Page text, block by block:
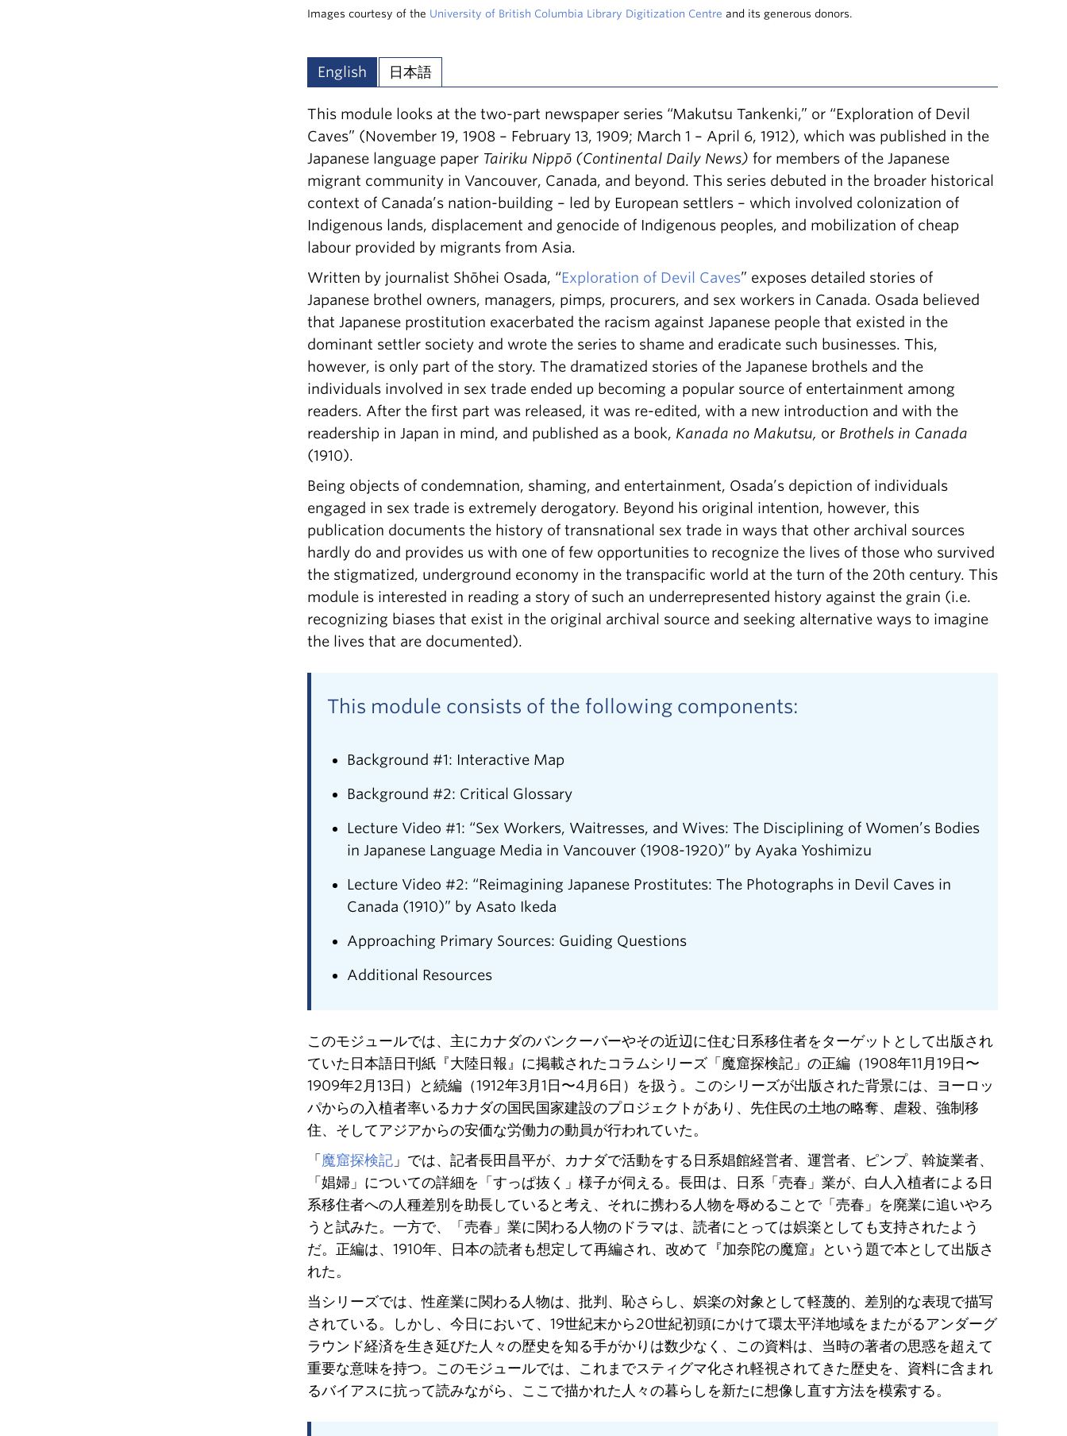
Images courtesy of the University of British Columbia Library Digitization Centre and its generous donors.
English 日本語
This module looks at the two-part newspaper series “Makutsu Tankenki,” or “Exploration of Devil
Caves” (November 19, 1908 – February 13, 1909; March 1 – April 6, 1912), which was published in the
Japanese language paper Tairiku Nippō (Continental Daily News) for members of the Japanese
migrant community in Vancouver, Canada, and beyond. This series debuted in the broader historical
context of Canada’s nation-building – led by European settlers – which involved colonization of
Indigenous lands, displacement and genocide of Indigenous peoples, and mobilization of cheap
labour provided by migrants from Asia.
Written by journalist Shōhei Osada, “Exploration of Devil Caves” exposes detailed stories of
Japanese brothel owners, managers, pimps, procurers, and sex workers in Canada. Osada believed
that Japanese prostitution exacerbated the racism against Japanese people that existed in the
dominant settler society and wrote the series to shame and eradicate such businesses. This,
however, is only part of the story. The dramatized stories of the Japanese brothels and the
individuals involved in sex trade ended up becoming a popular source of entertainment among
readers. After the first part was released, it was re-edited, with a new introduction and with the
readership in Japan in mind, and published as a book, Kanada no Makutsu, or Brothels in Canada
(1910).
Being objects of condemnation, shaming, and entertainment, Osada’s depiction of individuals
engaged in sex trade is extremely derogatory. Beyond his original intention, however, this
publication documents the history of transnational sex trade in ways that other archival sources
hardly do and provides us with one of few opportunities to recognize the lives of those who survived
the stigmatized, underground economy in the transpacific world at the turn of the 20th century. This
module is interested in reading a story of such an underrepresented history against the grain (i.e.
recognizing biases that exist in the original archival source and seeking alternative ways to imagine
the lives that are documented).
This module consists of the following components:
Background #1: Interactive Map
Background #2: Critical Glossary
Lecture Video #1: “Sex Workers, Waitresses, and Wives: The Disciplining of Women’s Bodies
in Japanese Language Media in Vancouver (1908-1920)” by Ayaka Yoshimizu
Lecture Video #2: “Reimagining Japanese Prostitutes: The Photographs in Devil Caves in
Canada (1910)” by Asato Ikeda
Approaching Primary Sources: Guiding Questions
Additional Resources
このモジュールでは、主にカナダのバンクーバーやその近辺に住む日系移住者をターゲットとして出版され
ていた日本語日刊紙『大陸日報』に掲載されたコラムシリーズ「魔窟探検記」の正編（1908年11月19日〜
1909年2月13日）と続編（1912年3月1日〜4月6日）を扱う。このシリーズが出版された背景には、ヨーロッ
パからの入植者率いるカナダの国民国家建設のプロジェクトがあり、先住民の土地の略奪、虐殺、強制移
住、そしてアジアからの安価な労働力の動員が行われていた。
「 魔窟探検記 」では、記者長田昌平が、カナダで活動をする日系娼館経営者、運営者、ピンプ、斡旋業者、
「娼婦」についての詳細を「すっぱ抜く」様子が伺える。長田は、日系「売春」業が、白人入植者による日
系移住者への人種差別を助長していると考え、それに携わる人物を辱めることで「売春」を廃業に追いやろ
うと試みた。一方で、「売春」業に関わる人物のドラマは、読者にとっては娯楽としても支持されたよう
だ。正編は、1910年、日本の読者も想定して再編され、改めて『加奈陀の魔窟』という題で本として出版さ
れた。
当シリーズでは、性産業に関わる人物は、批判、恥さらし、娯楽の対象として軽蔑的、差別的な表現で描写
されている。しかし、今日において、19世紀末から20世紀初頭にかけて環太平洋地域をまたがるアンダーグ
ラウンド経済を生き延びた人々の歴史を知る手がかりは数少なく、この資料は、当時の著者の思惑を超えて
重要な意味を持つ。このモジュールでは、これまでスティグマ化され軽視されてきた歴史を、資料に含まれ
るバイアスに抗って読みながら、ここで描かれた人々の暮らしを新たに想像し直す方法を模索する。